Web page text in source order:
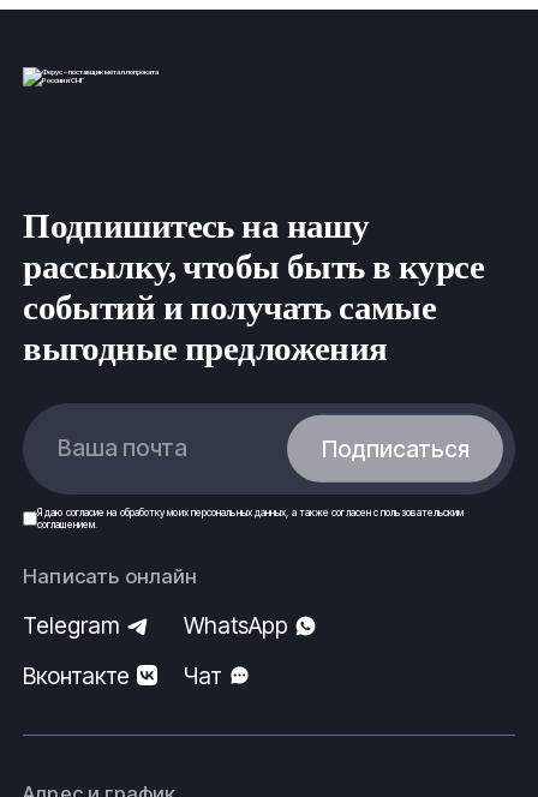
Подпишитесь на нашу
рассылку, чтобы быть в курсе
событий и получать самые
выгодные предложения
Ваша почта Подписаться
Я даю согласие на обработку моих персональных данных , а также согласен спользовательским
соглашением.
Написать онлайн
Telegram
WhatsApp
Вконтакте
Чат